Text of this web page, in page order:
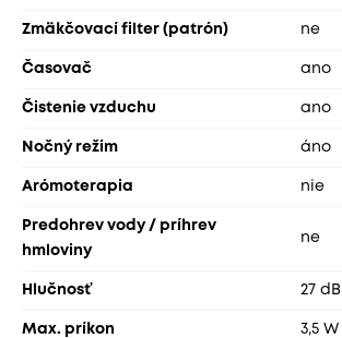
Zmäkčovací filter (patrón) ne
Časovač ano
Čistenie vzduchu ano
Nočný režim áno
Arómoterapia nie
Predohrev vody / príhrev
hmloviny
ne
Hlučnosť 27 dB
Max. príkon 3,5 W